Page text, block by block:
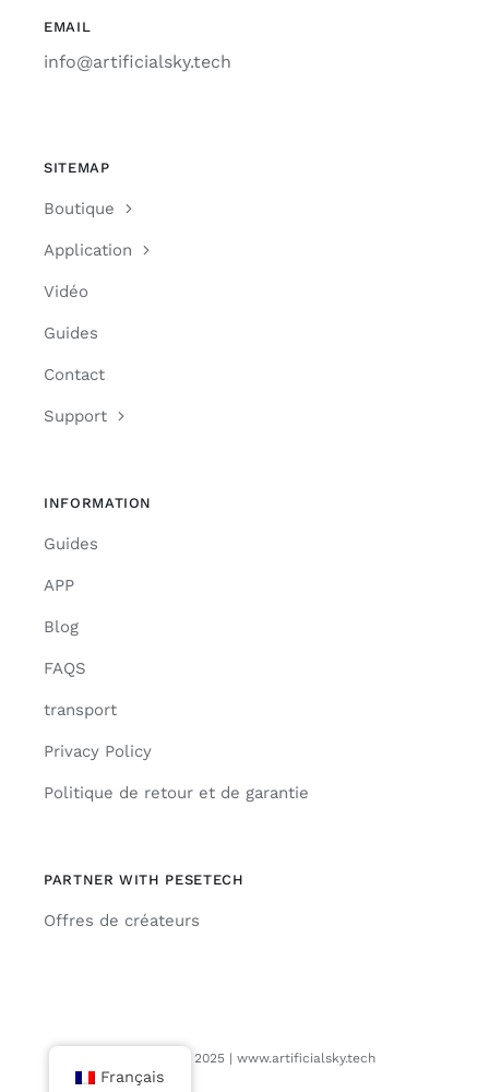
EMAIL
info@artificialsky.tech
SITEMAP
Boutique
Application
Vidéo
Guides
Contact
Support
INFORMATION
Guides
APP
Blog
FAQS
transport
Privacy Policy
Politique de retour et de garantie
PARTNER WITH PESETECH
Offres de créateurs
© Copyright 2025 | www.artificialsky.tech
Français